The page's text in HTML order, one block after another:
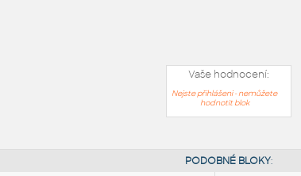
Vaše hodnocení:
Nejste přihlášeni - nemůžete
hodnotit blok